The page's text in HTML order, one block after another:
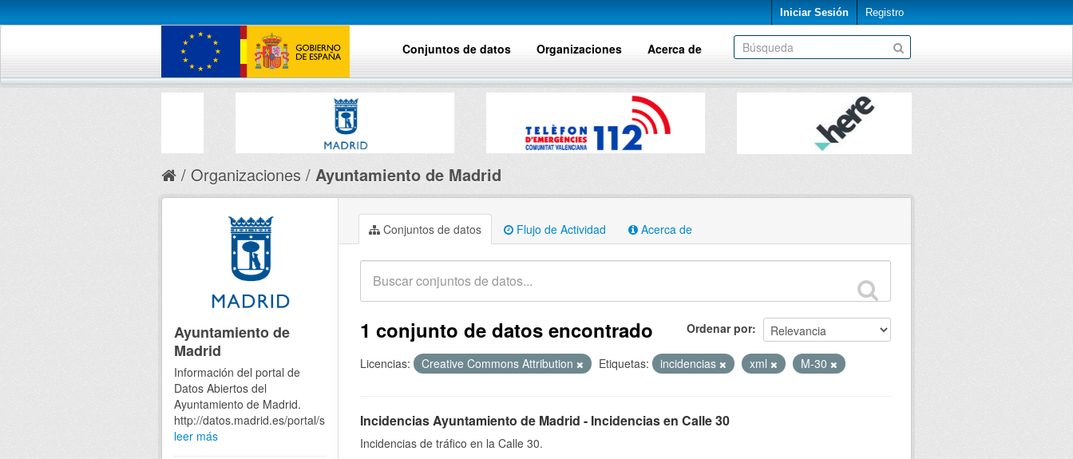
Iniciar Sesión Registro
Conjuntos de datos Organizaciones Acerca de
Organizaciones Ayuntamiento de Madrid
Conjuntos de datos Flujo de Actividad Acerca de
Ordenar por
1 conjunto de datos encontrado
Licencias: Creative Commons Attribution Etiquetas: incidencias xml M-30
Incidencias Ayuntamiento de Madrid - Incidencias en Calle 30
Incidencias de tráfico en la Calle 30.
Ayuntamiento de
Madrid
Información del portal de
Datos Abiertos del
Ayuntamiento de Madrid.
http://datos.madrid.es/portal/site/egob
leer más